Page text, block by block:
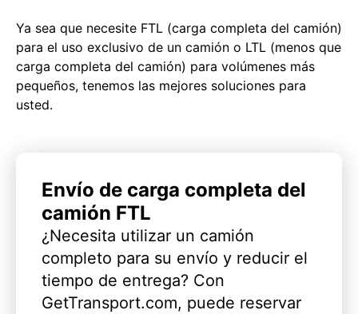
Ya sea que necesite FTL (carga completa del camión)
para el uso exclusivo de un camión o LTL (menos que
carga completa del camión) para volúmenes más
pequeños, tenemos las mejores soluciones para
usted.
Envío de carga completa del
camión FTL
¿Necesita utilizar un camión
completo para su envío y reducir el
tiempo de entrega? Con
GetTransport.com, puede reservar